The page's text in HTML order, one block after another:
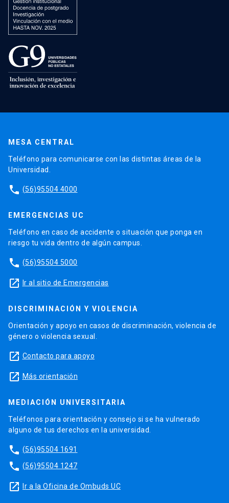
MESA CENTRAL
Teléfono para comunicarse con las distintas áreas de la
Universidad.
phone (56)95504 4000
EMERGENCIAS UC
Teléfono en caso de accidente o situación que ponga en
riesgo tu vida dentro de algún campus.
phone (56)95504 5000
launch Ir al sitio de Emergencias
DISCRIMINACIÓN Y VIOLENCIA
Orientación y apoyo en casos de discriminación, violencia de
género o violencia sexual.
launch Contacto para apoyo
launch Más orientación
MEDIACIÓN UNIVERSITARIA
Teléfonos para orientación y consejo si se ha vulnerado
alguno de tus derechos en la universidad.
phone (56)95504 1691
phone (56)95504 1247
launch Ir a la Oficina de Ombuds UC